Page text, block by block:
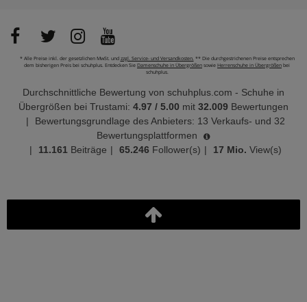
* Alle Preise inkl. der gesetzlichen MwSt. und zzgl. Service- und Versandkosten. ** Die durchgestrichenen Preise entsprechen
dem bisherigen Preis bei schuhplus. Entdecken Sie Damenschuhe in Übergrößen sowie Herrenschuhe in Übergrößen bei
schuhplus.
Durchschnittliche Bewertung von schuhplus.com - Schuhe in
Übergrößen bei Trustami: 4.97 / 5.00 mit 32.009 Bewertungen
|
Bewertungsgrundlage des Anbieters: 13 Verkaufs- und 32
Bewertungsplattformen
|
11.161 Beiträge | 65.246 Follower(s) | 17 Mio. View(s)